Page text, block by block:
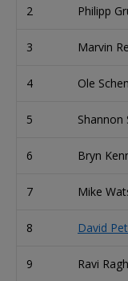
2 Philipp
3 Marvin
4 Ole
5 Shannon
6 Bryn
7 Mike
8 David
9 Ravi